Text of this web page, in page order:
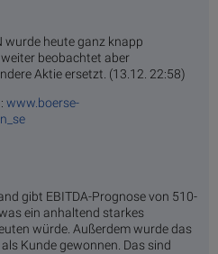
wurde heute ganz knapp
beobachtet aber
Aktie ersetzt. (13.12. 22:58)
www.boerse-
gibt EBITDA-Prognose von 510-
ein anhaltend starkes
würde. Außerdem wurde das
Kunde gewonnen. Das sind